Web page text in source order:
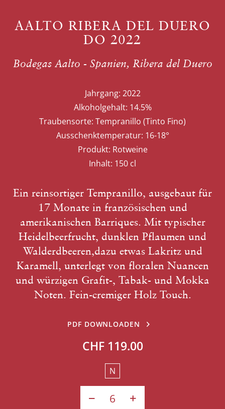
AALTO RIBERA DEL DUERO
DO 2022
Bodegas Aalto - Spanien, Ribera del Duero
Jahrgang: 2022
Alkoholgehalt: 14.5%
Traubensorte: Tempranillo (Tinto Fino)
Ausschenktemperatur: 16-18°
Produkt: Rotweine
Inhalt: 150 cl
Ein reinsortiger Tempranillo, ausgebaut für
17 Monate in französischen und
amerikanischen Barriques. Mit typischer
Heidelbeerfrucht, dunklen Pflaumen und
Walderdbeeren,dazu etwas Lakritz und
Karamell, unterlegt von floralen Nuancen
und würzigen Grafit-, Tabak- und Mokka
Noten. Fein-cremiger Holz Touch.
PDF DOWNLOADEN
CHF 119.00
N